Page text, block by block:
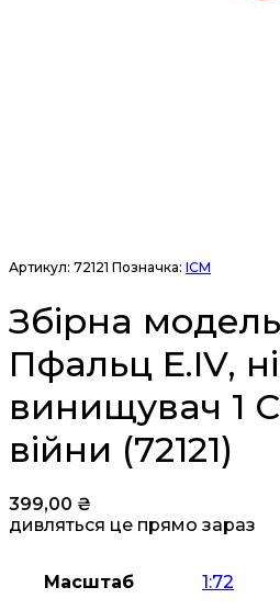
Артикул: 72121 Позначка: ICM
Збірна
Пфальц Е.IV,
винищувач 1
війни (72121)
399,00 ₴
дивляться це прямо зараз
Масштаб 1:72